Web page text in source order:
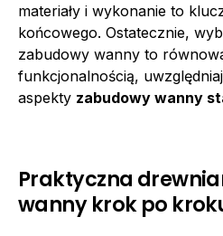
materiały i wykonanie to
końcowego. Ostatecznie,
zabudowy wanny to
funkcjonalnością,
aspekty zabudowy wanny
Praktyczna
wanny krok po